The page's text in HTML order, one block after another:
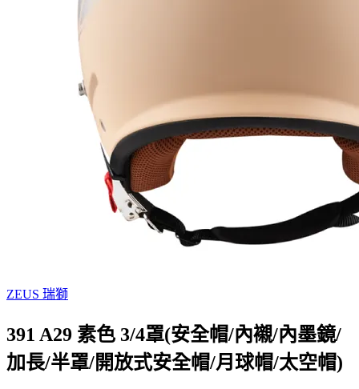
ZEUS 瑞獅
391 A29 素色 3/4罩(安全帽/內襯/內墨鏡/
加長/半罩/開放式安全帽/月球帽/太空帽)